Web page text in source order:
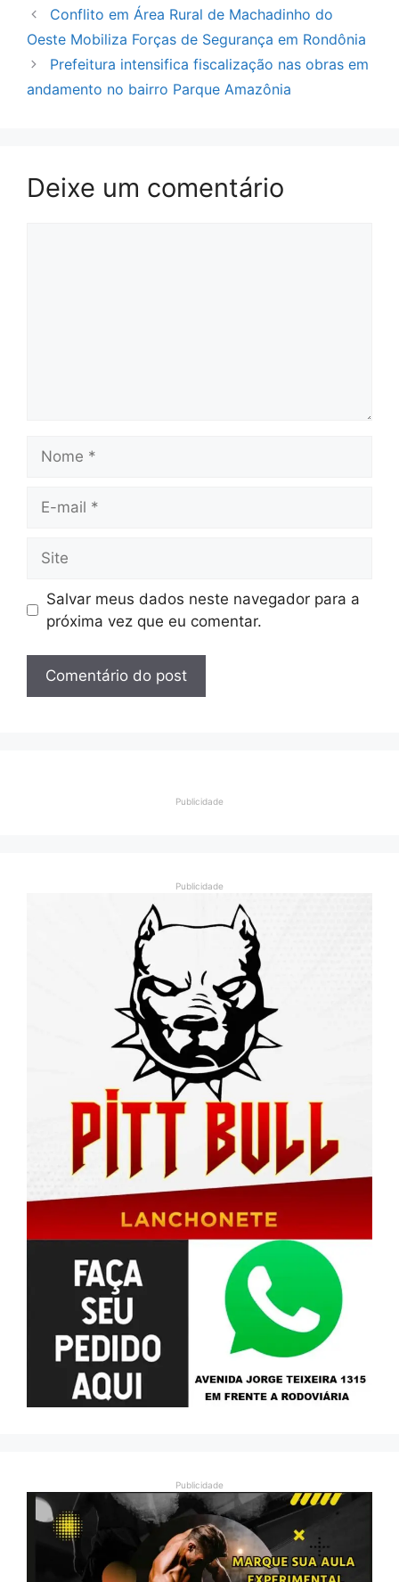
Conflito em Área Rural de Machadinho do
Oeste Mobiliza Forças de Segurança em Rondônia
Prefeitura intensifica fiscalização nas obras em
andamento no bairro Parque Amazônia
Deixe um comentário
mail
Salvar meus dados neste navegador para a
próxima vez que eu comentar.
Publicidade
Publicidade
Publicidade